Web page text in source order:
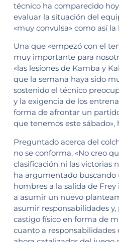
técnico ha comparecido
evaluar la situación del
«muy convulsa» como así
Una que «empezó con el
muy importante para
«las lesiones de Kamba y
que la semana haya sido
sostenido el técnico
y la exigencia de los
forma de afrontar un
que tenemos este sábado»,
Preguntado acerca del
no se conforma. «No creo
clasificación ni las victorias
ha argumentado buscando
hombres a la salida de
a asumir un nuevo
asumir responsabilidades
castigo físico en forma de
cuanto a responsabilidades